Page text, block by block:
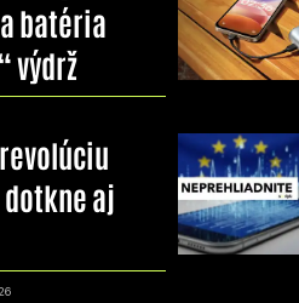
batéria
výdrž
aj